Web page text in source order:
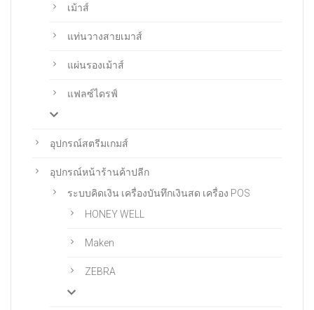
เม้าส์
แท่นวางสายเมาส์
แผ่นรองเม้าส์
แฟลซ์ไดรฟ์
อุปกรณ์สตรีมเกมส์
อุปกรณ์หน้าร้านค้าปลีก
ระบบคิดเงิน เครื่องบันทึกเงินสด เครื่อง POS
HONEY WELL
Maken
ZEBRA